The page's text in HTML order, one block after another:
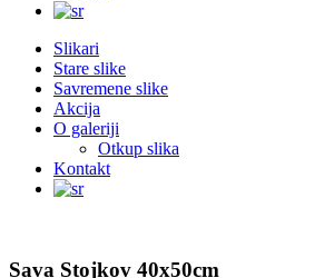
Slikari
Stare slike
Savremene slike
Akcija
O galeriji
Otkup slika
Kontakt
Sava Stojkov 40x50cm